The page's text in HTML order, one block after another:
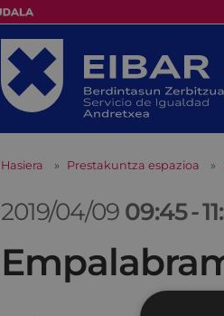
Hasiera Prestakuntza espazioa
2019/04/09 09:45-